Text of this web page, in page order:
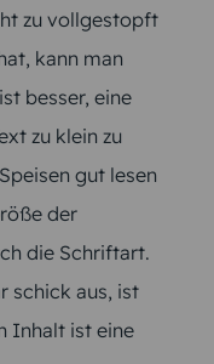
zu vollgestopft
kann man
besser, eine
zu klein zu
gut lesen
der
die Schriftart.
schick aus, ist
Inhalt ist eine